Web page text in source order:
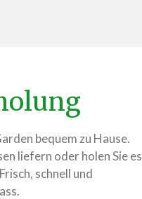
bequem zu Hause.
liefern oder holen Sie es
schnell und